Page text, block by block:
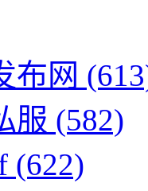
布网
服 (582)
(622)